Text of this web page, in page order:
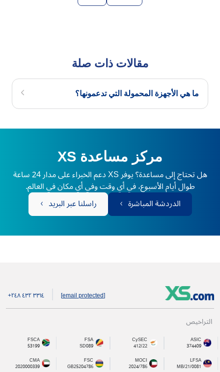
مقالات ذات صلة
ما هي الأجهزة المحمولة التي تدعمونها؟
مركز مساعدة XS
هل تحتاج إلى مساعدة؟ يوفر XS دعم الخبراء على مدار 24 ساعة
طوال أيام الأسبوع، في أي وقت وفي أي مكان في العالم.
الدردشة المباشرة
راسلنا عبر البريد
[email protected] +۲٤۸ ٤۳۲ ۳۳۱٤
التراخيص
ASIC
374409
CySEC
412/22
FSA
SD089
FSCA
53199
LFSA
MB/21/0081
MOCI
2024/786
FSC
GB25204786
CMA
2020000339